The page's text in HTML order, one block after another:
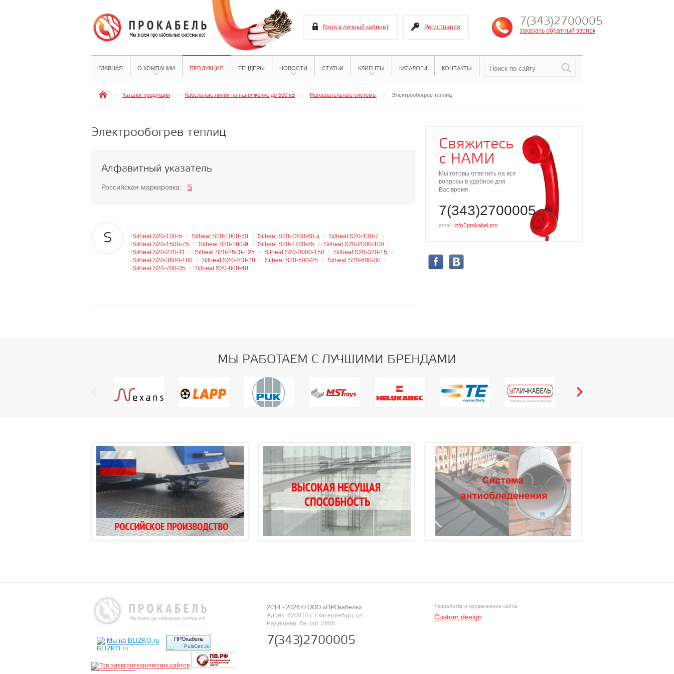
Вход в личный кабинет Регистрация 7(343)2700005
заказать обратный звонок
ГЛАВНАЯ О КОМПАНИИ ПРОДУКЦИЯ ТЕНДЕРЫ НОВОСТИ СТАТЬИ КЛИЕНТЫ КАТАЛОГИ КОНТАКТЫ
Каталог продукции Кабельные линии на напряжение до 500 кВ Нагревательные системы Электрообогрев теплиц
Электрообогрев теплиц
Алфавитный указатель
Российская маркировка: S
S Silheat S20-100-5 / Silheat S20-1000-50 / Silheat S20-1200-60 д / Silheat S20-130-7
/
Silheat S20-1500-75
/ Silheat S20-160-9 / Silheat S20-1700-85 / Silheat S20-2000-100 /
Silheat S20-220-11
/ Silheat S20-2500-125 / Silheat S20-3000-150 / Silheat S20-320-15
/
Silheat S20-3600-180 / Silheat S20-400-20 / Silheat S20-500-25 / Silheat S20-600-30 /
Silheat S20-700-35
/ Silheat S20-800-40
Свяжитесь
с НАМИ
Мы готовы ответить на все
вопросы в удобное для
Вас время.
7(343)2700005
email: info⃝prokabel.pro
МЫ РАБОТАЕМ С ЛУЧШИМИ БРЕНДАМИ
Мы на BLIZKO.ru ПРОкабель
PulsCen.ru
2014 - 2026 © ООО «ПРОкабель»
Адрес: 620014 г. Екатеринбург, ул.
Радищева, 6а, оф. 2806
7(343)2700005
Разработка и продвижение сайта:
Custom design